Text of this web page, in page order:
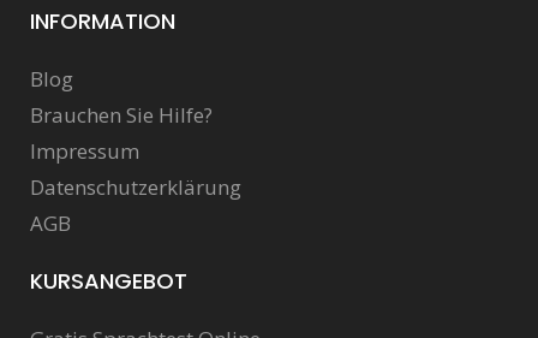
INFORMATION
Blog
Brauchen Sie Hilfe?
Impressum
Datenschutzerklärung
AGB
KURSANGEBOT